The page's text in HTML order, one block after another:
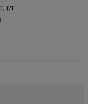
T/T